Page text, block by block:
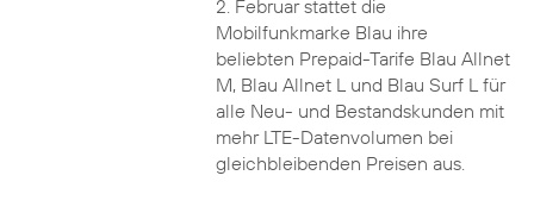
2. Februar stattet die
Mobilfunkmarke Blau ihre
beliebten Prepaid-Tarife Blau Allnet
M, Blau Allnet L und Blau Surf L für
alle Neu- und Bestandskunden mit
mehr LTE-Datenvolumen bei
gleichbleibenden Preisen aus.